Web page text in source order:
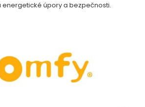
energetické úpory a bezpečnosti.